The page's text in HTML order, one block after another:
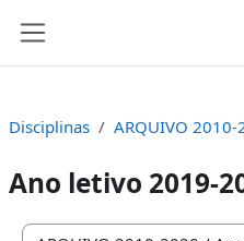
Disciplinas ARQUIVO 2010-
Ano letivo 2019-